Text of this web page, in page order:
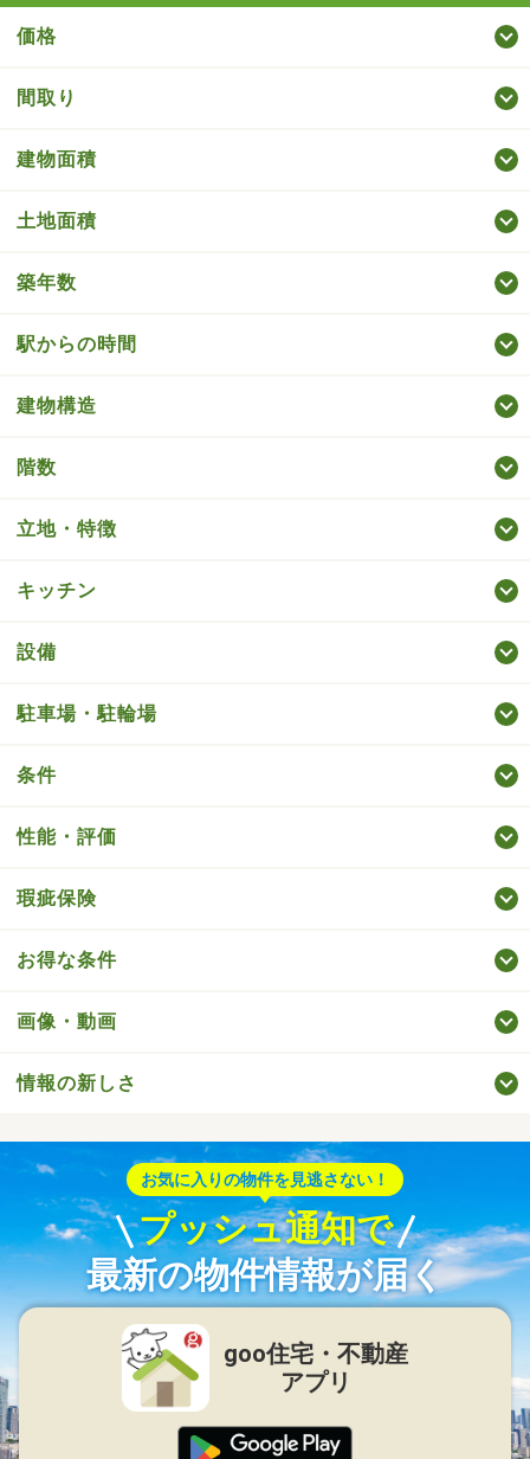
価格
間取り
建物面積
土地面積
築年数
駅からの時間
建物構造
階数
立地・特徴
キッチン
設備
駐車場・駐輪場
条件
性能・評価
瑕疵保険
お得な条件
画像・動画
情報の新しさ
お気に入りの物件を見逃さない！
プッシュ通知で
最新の物件情報が届く
goo住宅・不動産
アプリ